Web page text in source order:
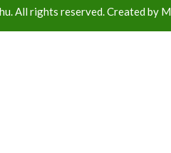
All rights reserved. Created by